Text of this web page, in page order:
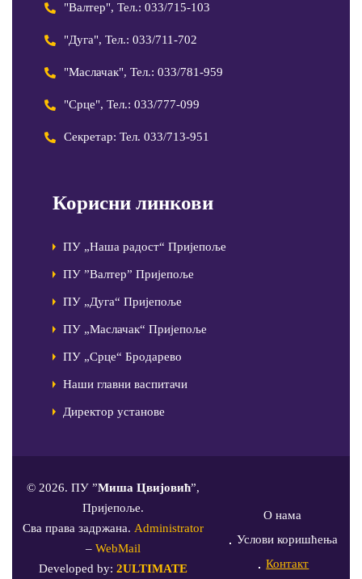
"Валтер", Тел.: 033/715-103
"Дуга", Тел.: 033/711-702
"Маслачак", Тел.: 033/781-959
"Срце", Тел.: 033/777-099
Секретар: Тел. 033/713-951
Корисни линкови
ПУ „Наша радост“ Пријепоље
ПУ ”Валтер” Пријепоље
ПУ „Дуга“ Пријепоље
ПУ „Маслачак“ Пријепоље
ПУ „Срце“ Бродарево
Наши главни васпитачи
Директор установе
© 2026. ПУ ”Миша Цвијовић”,
Пријепоље.
Сва права задржана. Administrator
–WebMail
Developed by: 2ULTIMATE
О нама
Услови коришћења
Контакт